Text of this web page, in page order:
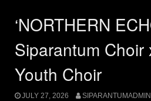
‘NORTHERN
Siparantum Choir
Youth Choir
JULY 27, 2026 SIPARANTUMADMIN